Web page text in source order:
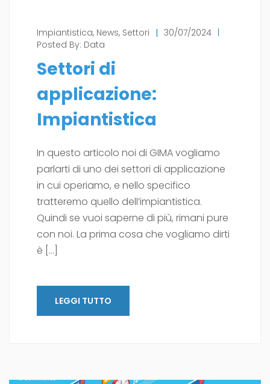
Impiantistica, News, Settori | 30/07/2024
Posted By: Data
Settori di
applicazione:
Impiantistica
In questo articolo noi di GIMA vogliamo
parlarti di uno dei settori di applicazione
in cui operiamo, e nello specifico
tratteremo quello dell’impiantistica.
Quindi se vuoi saperne di più, rimani pure
con noi. La prima cosa che vogliamo dirti
è […]
LEGGI TUTTO